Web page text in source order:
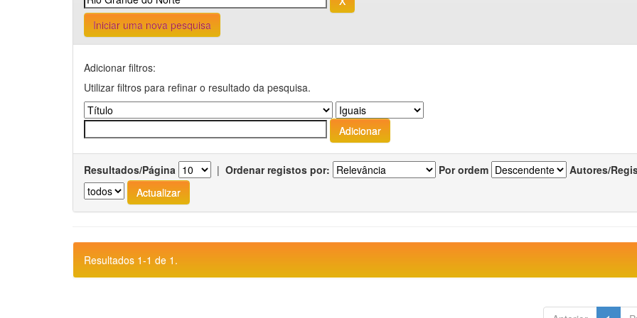
Iniciar uma nova pesquisa
Adicionar filtros:
Utilizar filtros para refinar o resultado da pesquisa.
Resultados/Página | Ordenar registos por: Por ordem Autores/
Resultados 1-1 de 1.